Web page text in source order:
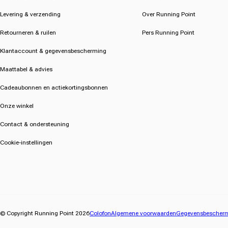
Levering & verzending
Retourneren & ruilen
Klantaccount & gegevensbescherming
Maattabel & advies
Cadeaubonnen en actiekortingsbonnen
Onze winkel
Contact & ondersteuning
Cookie-instellingen
Over Running Point
Pers Running Point
© Copyright Running Point 2026ColofonAlgemene voorwaarden